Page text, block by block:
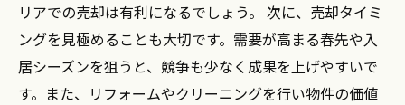
リアでの売却は有利になるでしょう。 次に、売却タイミ
ングを見極めることも大切です。需要が高まる春先や入
居シーズンを狙うと、競争も少なく成果を上げやすいで
す。また、リフォームやクリーニングを行い物件の価値